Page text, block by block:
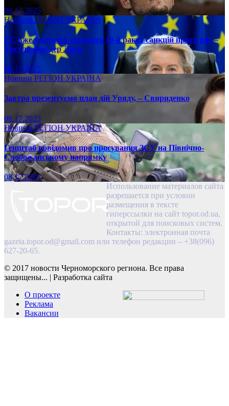
08.17.2025
НовиниРЕГІОН УКРАЇНА
ЄС вже у вересні ухвалить 19-й ракет санкцій проти рф, –
Урсула фон дер Ляєн
08.17.2025
Новини РЕГІОН УКРАЇНА
Завтра презентуємо план дій Уряду, – Свириденко
08.17.2025
НовиниРЕГІОНУКРАЇНА
Генштаб повідомив про просування ЗСУ на Північно-
Слобожанському напрямку
08.17.2025
Использование материалов сайта
разрешается при условии
размещения в тексте
гиперссылки на сайт topor.od.ua,
открытой для поисковых систем.
Контакты: электронная почта
gazeta.topor.od@gmail.com или телефон редакции – +38(096)
627-20-65.
© 2017 новости Черноморского региона. Все права
защищены... | Разработка сайта
О проекте
Реклама
Вакансии